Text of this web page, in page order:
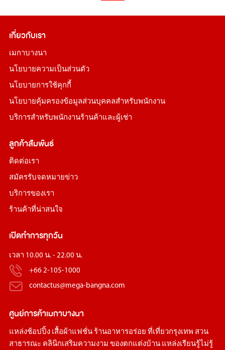
เกี่ยวกับเรา
เมกาบางนา
นโยบายความเป็นส่วนตัว
นโยบายการใช้คุกกี้
นโยบายคุ้มครองข้อมูลส่วนบุคคลสำหรับพนักงาน
บริการสำหรับพนักงานร้านค้าและผู้เช่า
ลูกค้าสัมพันธ์
ติดต่อเรา
สมัครรับจดหมายข่าว
บริการของเรา
ร้านค้าที่น่าสนใจ
เปิดทำการทุกวัน
เวลา 10.00 น. - 22.00 น.
+66 2-105-1000
contactus@mega-bangna.com
ศูนย์การค้าเมกาบางนา
แหล่งช้อปปิ้ง เสื้อผ้าแฟชั่น ร้านอาหารอร่อย ที่เที่ยวกรุงเทพ สวน
สาธารณะ คลินิกเสริมความงาม ของตกแต่งบ้านแหล่งเรียนรู้ไม่รู้